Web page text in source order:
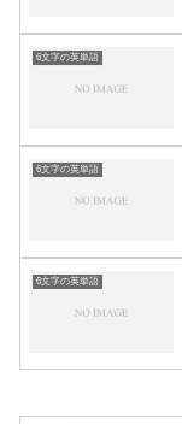
6文字の英単語
6文字の英単語
6文字の英単語